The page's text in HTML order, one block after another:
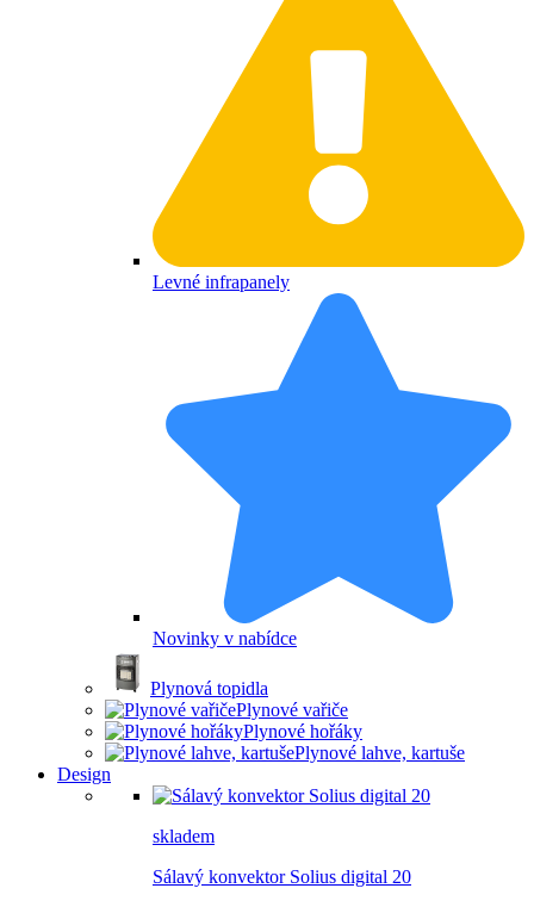
Levné infrapanely
Novinky v nabídce
Plynová topidla
Plynové vařiče
Plynové hořáky
Plynové lahve, kartuše
Design
skladem
Sálavý konvektor Solius digital 20